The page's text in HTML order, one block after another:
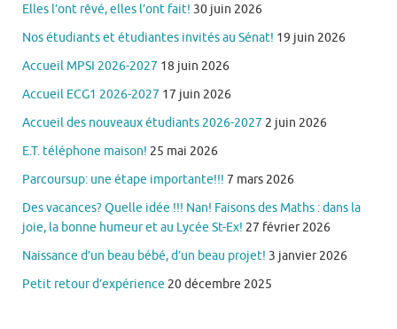
Elles l’ont rêvé, elles l’ont fait! 30 juin 2026
Nos étudiants et étudiantes invités au Sénat! 19 juin 2026
Accueil MPSI 2026-2027 18 juin 2026
Accueil ECG1 2026-2027 17 juin 2026
Accueil des nouveaux étudiants 2026-2027 2 juin 2026
E.T. téléphone maison! 25 mai 2026
Parcoursup: une étape importante!!! 7 mars 2026
Des vacances? Quelle idée !!! Nan! Faisons des Maths : dans la
joie, la bonne humeur et au Lycée St-Ex! 27 février 2026
Naissance d’un beau bébé, d’un beau projet! 3 janvier 2026
Petit retour d’expérience 20 décembre 2025